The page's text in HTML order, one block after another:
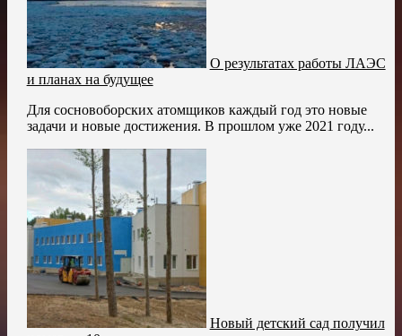
О результатах работы ЛАЭС
и планах на будущее
Для сосновоборских атомщиков каждый год это новые
задачи и новые достижения. В прошлом уже 2021 году...
Новый детский сад получил